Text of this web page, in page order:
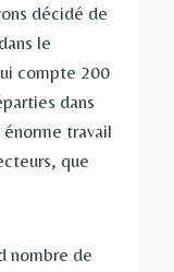
décidé de
le
compte 200
dans
travail
que
nombre de